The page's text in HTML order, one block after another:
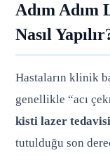
Adım Adım
Nasıl
Hastaların klinik
genellikle “acı
kisti lazer tedavisi
tutulduğu son